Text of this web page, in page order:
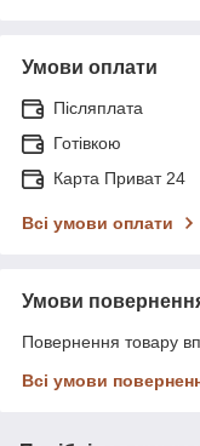
Умови оплати
Післяплата
Готівкою
Карта Приват 24
Всі умови оплати
Умови
Повернення товару
Всі умови